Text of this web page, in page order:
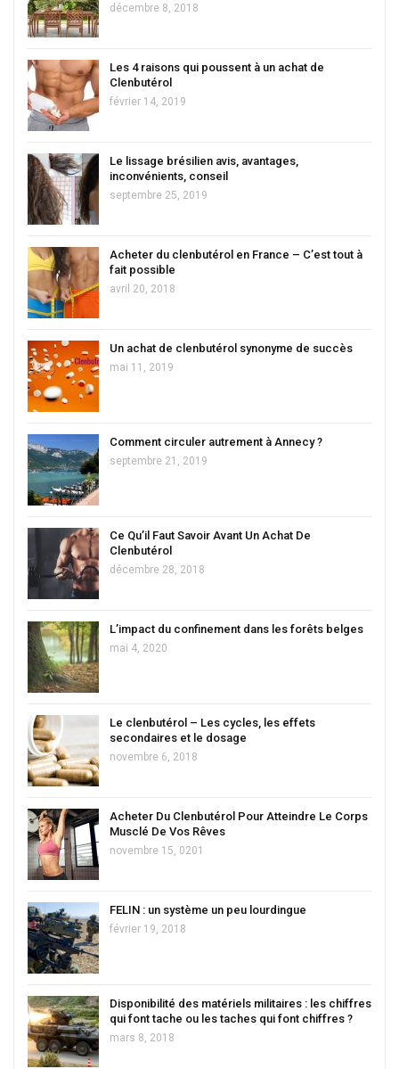
décembre 8, 2018
Les 4 raisons qui poussent à un achat de
Clenbutérol
février 14, 2019
Le lissage brésilien avis, avantages,
inconvénients, conseil
septembre 25, 2019
Acheter du clenbutérol en France – C’est tout à
fait possible
avril 20, 2018
Un achat de clenbutérol synonyme de succès
mai 11, 2019
Comment circuler autrement à Annecy ?
septembre 21, 2019
Ce Qu’il Faut Savoir Avant Un Achat De
Clenbutérol
décembre 28, 2018
L’impact du confinement dans les forêts belges
mai 4, 2020
Le clenbutérol – Les cycles, les effets
secondaires et le dosage
novembre 6, 2018
Acheter Du Clenbutérol Pour Atteindre Le Corps
Musclé De Vos Rêves
novembre 15, 0201
FELIN : un système un peu lourdingue
février 19, 2018
Disponibilité des matériels militaires : les chiffres
qui font tache ou les taches qui font chiffres ?
mars 8, 2018